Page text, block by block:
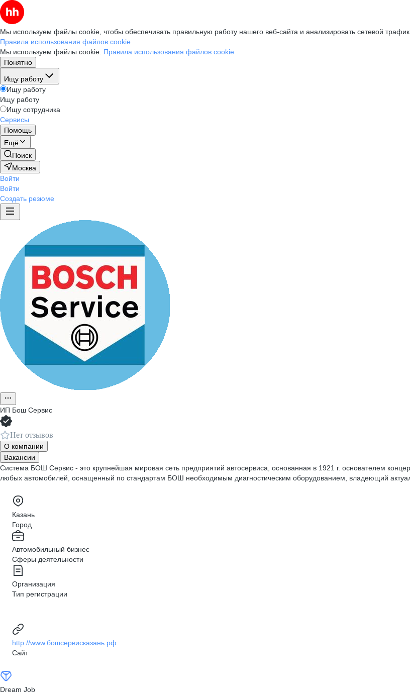
Мы используем файлы cookie, чтобы обеспечивать правильную работу нашего веб-сайта и анализировать сетевой трафик.
Правила использования файлов cookie
Мы используем файлы cookie. Правила использования файлов cookie
Понятно
Ищу работу
Ищу работу
Ищу работу
Ищу сотрудника
Сервисы
Помощь
Ещё
Поиск
Москва
Войти
Войти
Создать резюме
ИП Бош Сервис
Нет отзывов
О компании
Вакансии
Система БОШ Сервис - это крупнейшая мировая сеть предприятий автосервиса, основанная в 1921 г. основателем
любых автомобилей, оснащенный по стандартам БОШ необходимым диагностическим оборудованием, владеющий
Казань
Город
Автомобильный бизнес
Сферы деятельности
Организация
Тип регистрации
http://www.бошсервисказань.рф
Сайт
Dream Job